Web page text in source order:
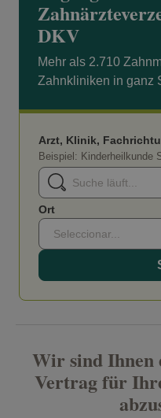
DKV
Mehr als 2.710
Zahnkliniken in ganz
Arzt, Klinik,
Beispiel: Kinderheilkunde
Ort
Seleccionar...
Wir sind Ihnen
Vertrag für